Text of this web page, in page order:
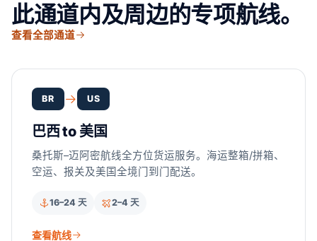
此通道内及周边的专项航线。
查看全部通道
BR US
巴西 to 美国
桑托斯–迈阿密航线全方位货运服务。海运整箱/拼箱、
空运、报关及美国全境门到门配送。
16–24 天 2–4 天
查看航线